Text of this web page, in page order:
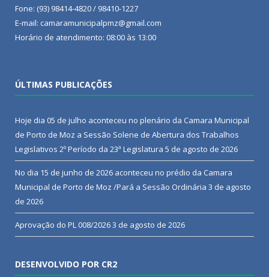
Fone: (93) 98414-4820 / 98410-1227
E-mail: camaramunicipalpmz@gmail.com
Horário de atendimento: 08:00 às 13:00
ÚLTIMAS PUBLICAÇÕES
Hoje dia 05 de julho aconteceu no plenário da Camara Municipal
de Porto de Moz a Sessão Solene de Abertura dos Trabalhos
Legislativos 2º Período da 23ª Legislatura 5 de agosto de 2026
No dia 15 de junho de 2026 aconteceu no prédio da Camara
Municipal de Porto de Moz /Pará a Sessão Ordinária 3 de agosto
de 2026
Aprovação do PL 008/20263 de agosto de 2026
DESENVOLVIDO POR CR2